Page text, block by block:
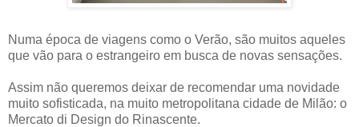
Numa época de viagens como o Verão, são muitos aqueles
que vão para o estrangeiro em busca de novas sensações.
Assim não queremos deixar de recomendar uma novidade
muito sofisticada, na muito metropolitana cidade de Milão: o
Mercato di Design do Rinascente.